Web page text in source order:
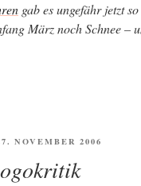
gab es unge­fähr jetzt
März noch Schnee –
NOVEMBER 2006